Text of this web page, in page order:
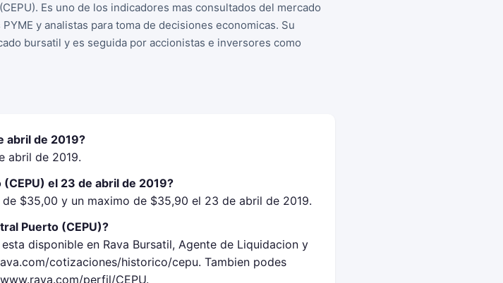
Es uno de los indicadores mas consultados del mercado
y analistas para toma de decisiones economicas. Su
bursatil y es seguida por accionistas e inversores como
abril de 2019?
abril de 2019.
el 23 de abril de 2019?
$35,00 y un maximo de $35,90 el 23 de abril de 2019.
Puerto (CEPU)?
disponible en Rava Bursatil, Agente de Liquidacion y
cotizaciones/historico/cepu. Tambien podes
perfil/CEPU.